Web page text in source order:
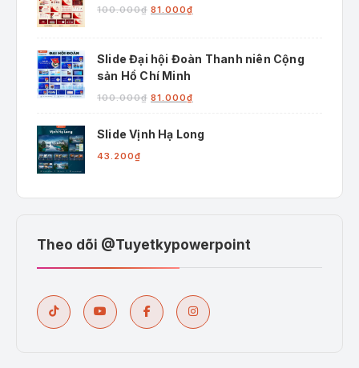
100.000₫ Giá
100.000₫.
81.000₫
là:
Slide Đại hội Đoàn Thanh niên Cộng
sản Hồ Chí Minh
100.000₫ Giá
là:
81.000₫
tại
Slide Vịnh Hạ Long
43.200₫
Theo dõi @Tuyetkypowerpoint